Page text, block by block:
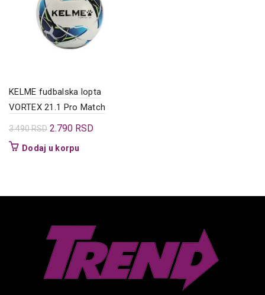
KELME fudbalska lopta
VORTEX 21.1 Pro Match
3.490RSD Originalna
cena
2.790 RSDTrenutna
Dodaj u korpu